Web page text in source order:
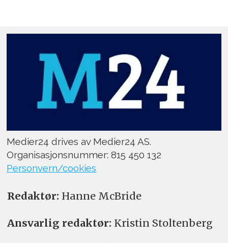
Medier24 drives av Medier24 AS.
Organisasjonsnummer: 815 450 132
Personvern/cookies
Redaktør: Hanne McBride
Ansvarlig redaktør: Kristin Stoltenberg